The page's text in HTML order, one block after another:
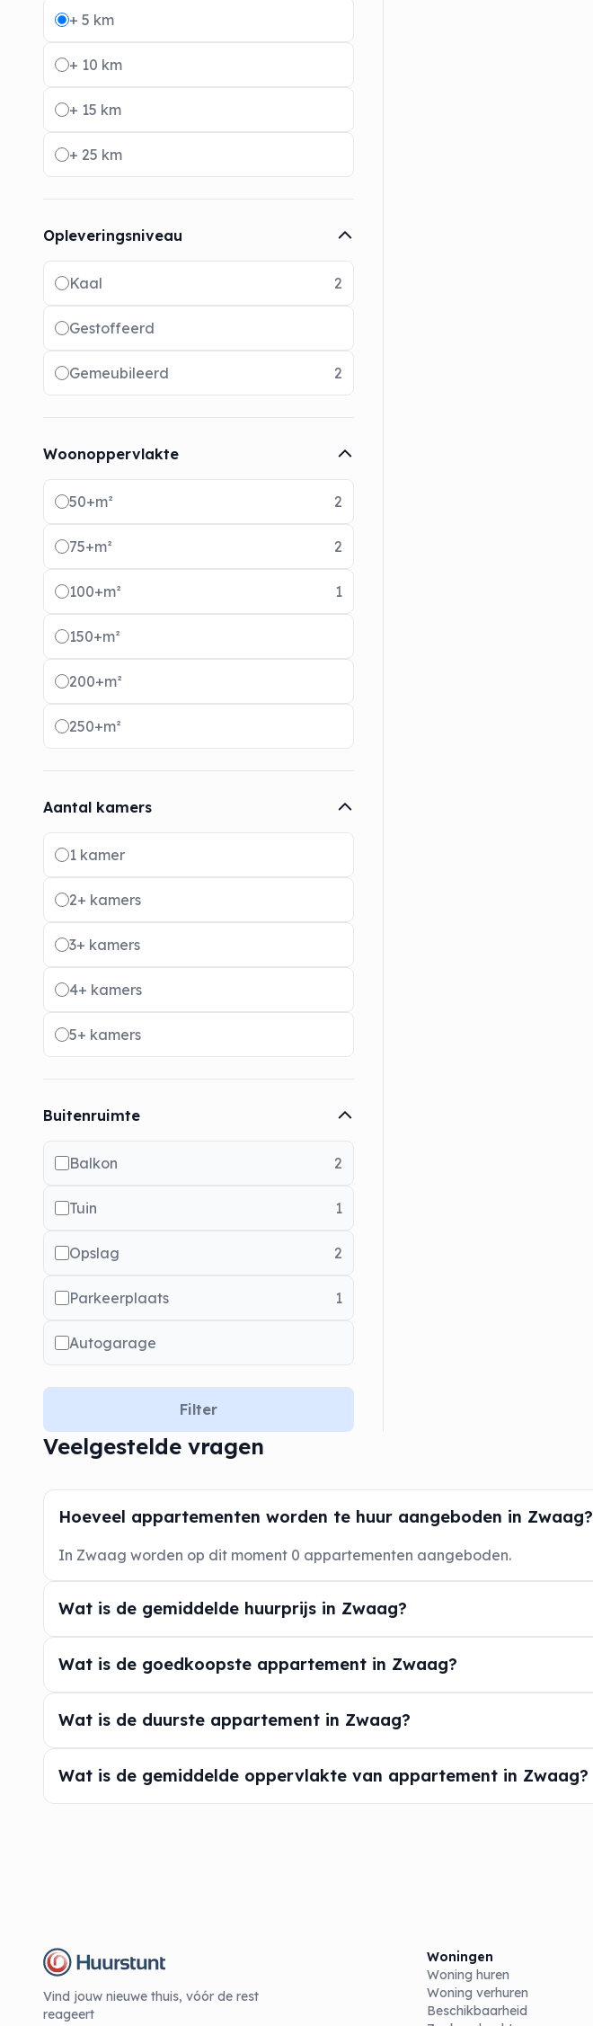
+ 5 km
+ 10 km
+ 15 km
+ 25 km
Opleveringsniveau
Radio buttons
Kaal 2
Gestoffeerd
Gemeubileerd 2
Woonoppervlakte
Radio buttons
50+m² 2
75+m² 2
100+m² 1
150+m²
200+m²
250+m²
Aantal kamers
Radio buttons
1 kamer
2+ kamers
3+ kamers
4+ kamers
5+ kamers
Buitenruimte
Balkon 2
Tuin 1
Opslag 2
Parkeerplaats 1
Autogarage
Filter
Veelgestelde vragen
Hoeveel appartementen worden te huur aangeboden in Zwaag?
In Zwaag worden op dit moment 0 appartementen aangeboden.
Wat is de gemiddelde huurprijs in Zwaag?
Wat is de goedkoopste appartement in Zwaag?
Wat is de duurste appartement in Zwaag?
Wat is de gemiddelde oppervlakte van appartement in Zwaag?
Vind jouw nieuwe thuis, vóór de rest
reageert
Woningen
Woning huren
Woning verhuren
Beschikbaarheid